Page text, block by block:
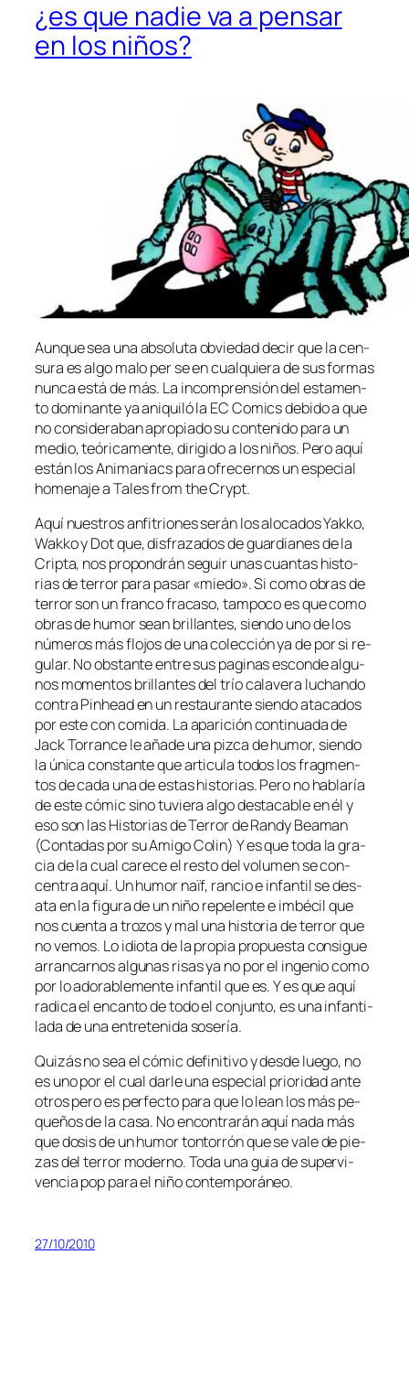
¿es que nadie va a pensar
en los niños?
Aunque sea una ab­so­lu­ta ob­vie­dad de­cir que la cen­
su­ra es al­go ma­lo per se en cual­quie­ra de sus for­mas
nun­ca es­tá de más. La in­com­pren­sión del es­ta­men­
to do­mi­nan­te ya ani­qui­ló la EC Comics de­bi­do a que
no con­si­de­ra­ban apro­pia­do su con­te­ni­do pa­ra un
me­dio, teó­ri­ca­men­te, di­ri­gi­do a los ni­ños. Pero aquí
es­tán los Animaniacs pa­ra ofre­cer­nos un es­pe­cial
ho­me­na­je a Tales from the Crypt.
Aquí nues­tros an­fi­trio­nes se­rán los alo­ca­dos Yakko,
Wakko y Dot que, dis­fra­za­dos de guar­dia­nes de la
Cripta, nos pro­pon­drán se­guir unas cuan­tas his­to­
rias de te­rror pa­ra pa­sar «mie­do». Si co­mo obras de
te­rror son un fran­co fra­ca­so, tam­po­co es que co­mo
obras de hu­mor sean bri­llan­tes, sien­do uno de los
nú­me­ros más flo­jos de una co­lec­ción ya de por si re­
gu­lar. No obs­tan­te en­tre sus pa­gi­nas es­con­de al­gu­
nos mo­men­tos bri­llan­tes del trío ca­la­ve­ra lu­chan­do
con­tra Pinhead en un res­tau­ran­te sien­do ata­ca­dos
por es­te con co­mi­da. La apa­ri­ción con­ti­nua­da de
Jack Torrance le aña­de una piz­ca de hu­mor, sien­do
la úni­ca cons­tan­te que ar­ti­cu­la to­dos los frag­men­
tos de ca­da una de es­tas his­to­rias. Pero no ha­bla­ría
de es­te có­mic sino tu­vie­ra al­go des­ta­ca­ble en él y
eso son las Historias de Terror de Randy Beaman
(Contadas por su Amigo Colin) Y es que to­da la gra­
cia de la cual ca­re­ce el res­to del vo­lu­men se con­
cen­tra aquí. Un hu­mor naïf, ran­cio e in­fan­til se des­
ata en la fi­gu­ra de un ni­ño re­pe­len­te e im­bé­cil que
nos cuen­ta a tro­zos y mal una his­to­ria de te­rror que
no ve­mos. Lo idio­ta de la pro­pia pro­pues­ta con­si­gue
arran­car­nos al­gu­nas ri­sas ya no por el in­ge­nio co­mo
por lo ado­ra­ble­men­te in­fan­til que es. Y es que aquí
ra­di­ca el en­can­to de to­do el con­jun­to, es una in­fan­ti­
la­da de una en­tre­te­ni­da sosería.
Quizás no sea el có­mic de­fi­ni­ti­vo y des­de lue­go, no
es uno por el cual dar­le una es­pe­cial prio­ri­dad an­te
otros pe­ro es per­fec­to pa­ra que lo lean los más pe­
que­ños de la ca­sa. No en­con­tra­rán aquí na­da más
que do­sis de un hu­mor ton­to­rrón que se va­le de pie­
zas del te­rror mo­derno. Toda una guia de su­per­vi­
ven­cia pop pa­ra el ni­ño contemporáneo.
27/10/2010